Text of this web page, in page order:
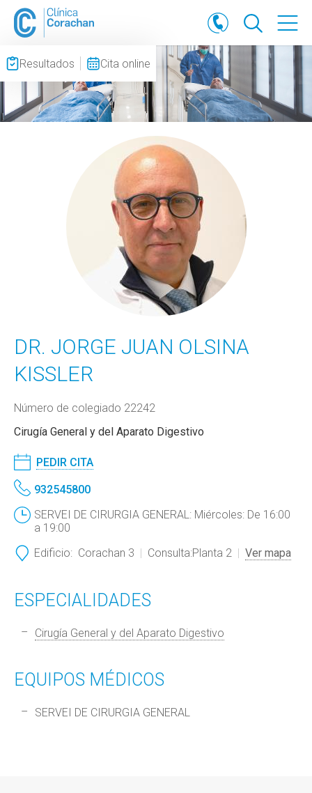
Resultados Cita online
DR. JORGE JUAN OLSINA
KISSLER
Número de colegiado 22242
Cirugía General y del Aparato Digestivo
PEDIR CITA
932545800
SERVEI DE CIRURGIA GENERAL: Miércoles: De 16:00
a 19:00
Edificio: Corachan 3 Consulta:Planta 2 Ver mapa
ESPECIALIDADES
Cirugía General y del Aparato Digestivo
EQUIPOS MÉDICOS
SERVEI DE CIRURGIA GENERAL